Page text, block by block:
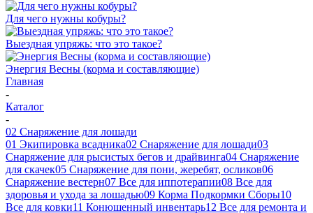
Для чего нужны кобуры?
Выездная упряжь: что это такое?
Энергия Весны (корма и составляющие)
Главная
-
Каталог
-
02 Снаряжение для лошади
01 Экипировка всадника02 Снаряжение для лошади03
Снаряжение для рысистых бегов и драйвинга04 Снаряжение
для скачек05 Снаряжение для пони, жеребят, осликов06
Снаряжение вестерн07 Все для иппотерапии08 Все для
здоровья и ухода за лошадью09 Корма Подкормки Сборы10
Все для ковки11 Конюшенный инвентарь12 Все для ремонта и